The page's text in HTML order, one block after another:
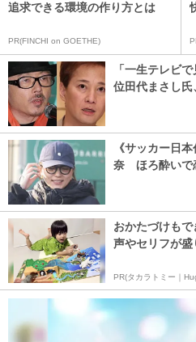
追求できる環境の作り方とは
PR(FINCHI on GOETHE)
「一生テレビ
位田代まさし
《サッカー日
奈 ほろ酔いで
おかたづけも
声やセリフが
PR(タカラトミー｜